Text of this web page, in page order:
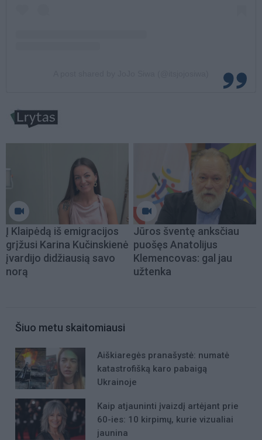
Į Klaipėdą iš emigracijos
grįžusi Karina Kučinskienė
įvardijo didžiausią savo
norą
Jūros šventę anksčiau
puošęs Anatolijus
Klemencovas: gal jau
užtenka
Šiuo metu skaitomiausi
Aiškiaregės pranašystė: numatė
katastrofišką karo pabaigą
Ukrainoje
Kaip atjauninti įvaizdį artėjant prie
60-ies: 10 kirpimų, kurie vizualiai
jaunina